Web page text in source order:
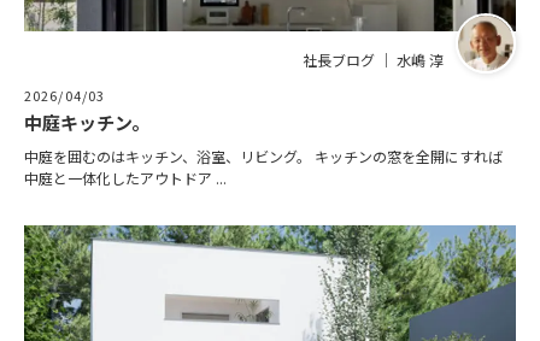
社長ブログ ｜ 水嶋 淳
2026/04/03
中庭キッチン。
中庭を囲むのはキッチン、浴室、リビング。 キッチンの窓を全開にすれば
中庭と一体化したアウトドア ...